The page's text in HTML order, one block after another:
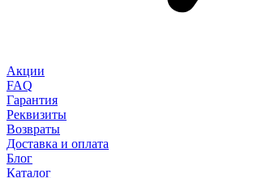
Акции
FAQ
Гарантия
Реквизиты
Возвраты
Доставка и оплата
Блог
Каталог